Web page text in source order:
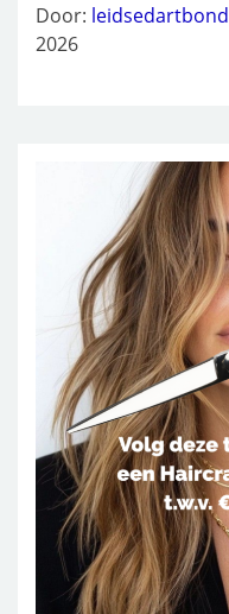
Door: leidsedartbond
2026